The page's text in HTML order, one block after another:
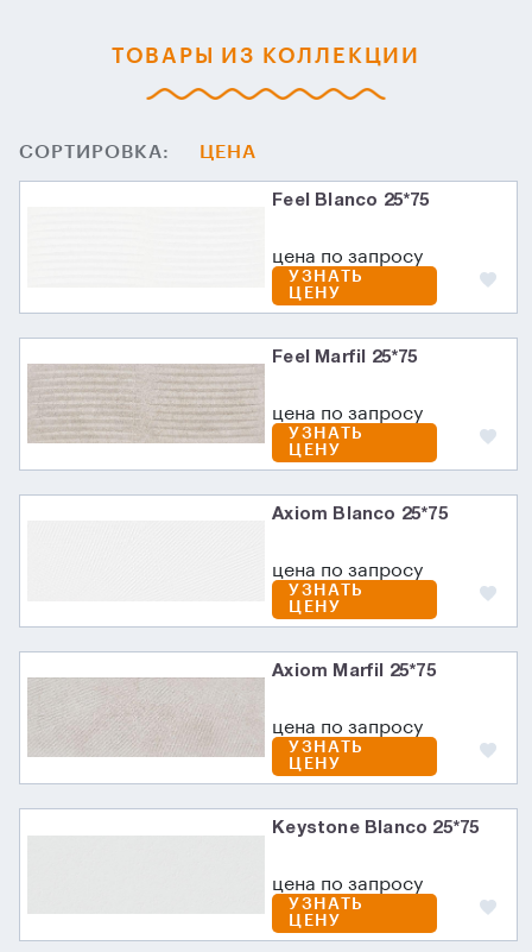
ТОВАРЫ ИЗ КОЛЛЕКЦИИ
СОРТИРОВКА: ЦЕНА
Feel Blanco 25*75
цена по запросу
УЗНАТЬ
ЦЕНУ
Feel Marfil 25*75
цена по запросу
УЗНАТЬ
ЦЕНУ
Axiom Blanco 25*75
цена по запросу
УЗНАТЬ
ЦЕНУ
Axiom Marfil 25*75
цена по запросу
УЗНАТЬ
ЦЕНУ
Keystone Blanco 25*75
цена по запросу
УЗНАТЬ
ЦЕНУ